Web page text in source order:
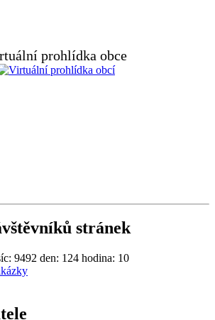
prohlídka obce
stránek
9492 den: 124 hodina: 10